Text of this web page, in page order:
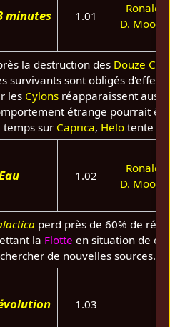
minutes 1.01
Ronald
D. Moore
la destruction des Douze
survivants sont obligés
les Cylonsréapparaissent
étrange pourrait
temps sur Caprica, Helotente
1.02
Ronald
D. Moore
perd près de 60% de
la Flotte en situation de
de nouvelles sources.
1.03